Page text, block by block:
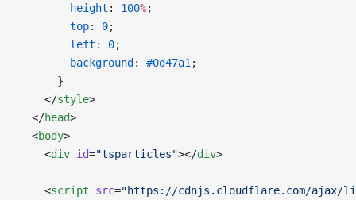
        height
: 100%;
        top
: 0;
        left
: 0;
        background
: #0d47a1 ;
      }
    </
style>
  </
head>
  <
body>
    <
div id="tsparticles"></div>
    <
script src="https://cdnjs.cloudflare.com/ajax/